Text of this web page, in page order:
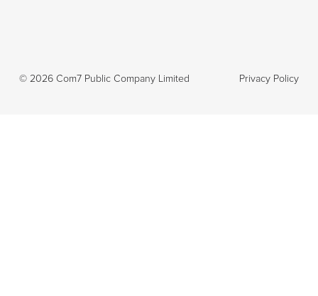
© 2026Com7 Public Company Limited Privacy Policy